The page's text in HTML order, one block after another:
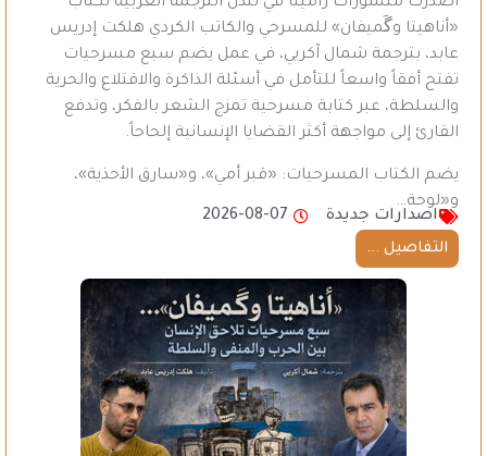
أصدرت منشورات رامينا في لندن الترجمة العربية لكتاب
«أناهيتا وگَميفان» للمسرحي والكاتب الكردي هلكت إدريس
عابد، بترجمة شمال آكريي، في عمل يضم سبع مسرحيات
تفتح أفقاً واسعاً للتأمل في أسئلة الذاكرة والاقتلاع والحرية
والسلطة، عبر كتابة مسرحية تمزج الشعر بالفكر، وتدفع
القارئ إلى مواجهة أكثر القضايا الإنسانية إلحاحاً.
يضم الكتاب المسرحيات: «قبر أمي»، و«سارق الأحذية»،
و«لوحة…
اصدارات جديدة
2026-08-07
التفاصيل ...